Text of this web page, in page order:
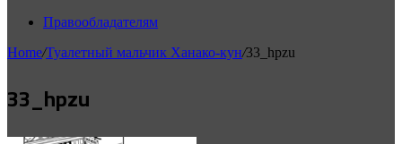
Правообладателям
Home/Туалетный мальчик Ханако-кун/33_hpzu
33_hpzu